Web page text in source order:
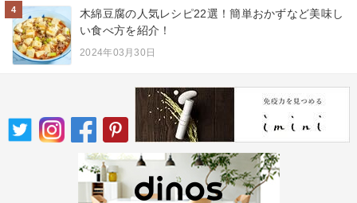
4
木綿豆腐の人気レシピ22選！簡単おかずなど美味し
い食べ方を紹介！
2024年03月30日